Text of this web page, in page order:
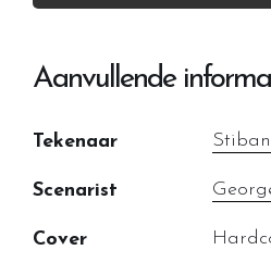
Aanvullende
Tekenaar
Scenarist
Cover